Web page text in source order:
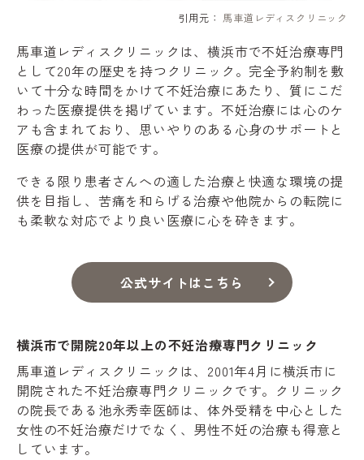
引用元：馬車道レディスクリニック
馬車道レディスクリニックは、横浜市で不妊治療専門
として20年の歴史を持つクリニック。完全予約制を敷
いて十分な時間をかけて不妊治療にあたり、質にこだ
わった医療提供を掲げています。不妊治療には心のケ
アも含まれており、思いやりのある心身のサポートと
医療の提供が可能です。
できる限り患者さんへの適した治療と快適な環境の提
供を目指し、苦痛を和らげる治療や他院からの転院に
も柔軟な対応でより良い医療に心を砕きます。
公式サイトはこちら
横浜市で開院20年以上の不妊治療専門クリニック
馬車道レディスクリニックは、2001年4月に横浜市に
開院された不妊治療専門クリニックです。クリニック
の院長である池永秀幸医師は、体外受精を中心とした
女性の不妊治療だけでなく、男性不妊の治療も得意と
しています。